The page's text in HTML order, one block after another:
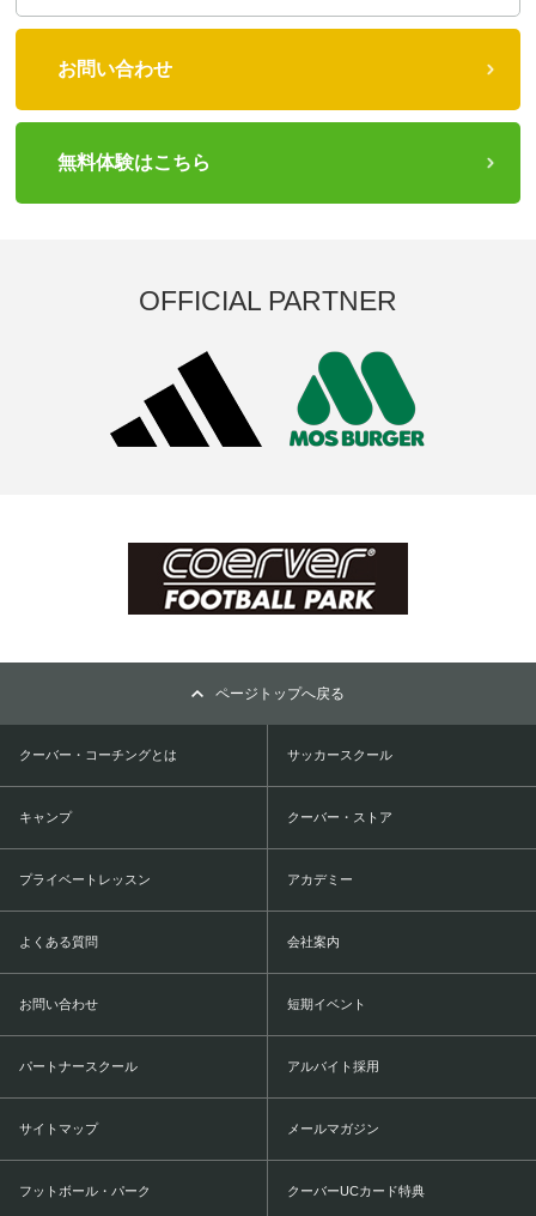
お問い合わせ
無料体験はこちら
OFFICIAL PARTNER
ページトップへ戻る
クーバー・コーチングとは サッカースクール
キャンプ クーバー・ストア
プライベートレッスン アカデミー
よくある質問 会社案内
お問い合わせ 短期イベント
パートナースクール アルバイト採用
サイトマップ メールマガジン
フットボール・パーク クーバーUCカード特典